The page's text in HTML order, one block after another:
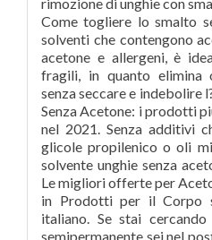
Come togliere lo smalto
solventi che contengono
acetone e allergeni, è
fragili, in quanto elimina
senza seccare e indebolire
Senza Acetone: i prodotti
nel 2021. Senza additivi
glicole propilenico o oli
solvente unghie senza
Le migliori offerte per
in Prodotti per il Corpo
italiano. Se stai
semipermanente sei nel